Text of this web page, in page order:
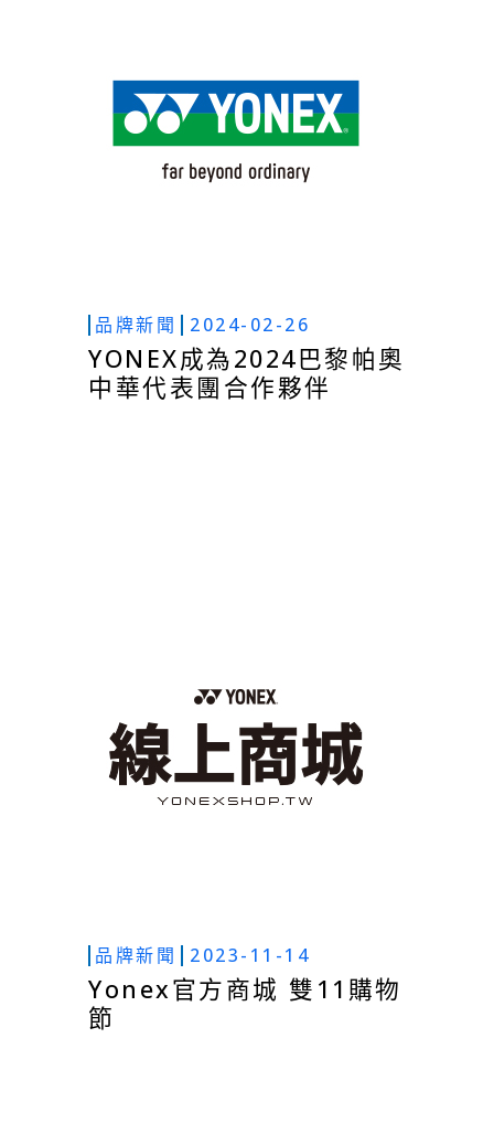
品牌新聞 2024-02-26
YONEX成為2024巴黎帕奧
中華代表團合作夥伴
品牌新聞 2023-11-14
Yonex官方商城 雙11購物
節